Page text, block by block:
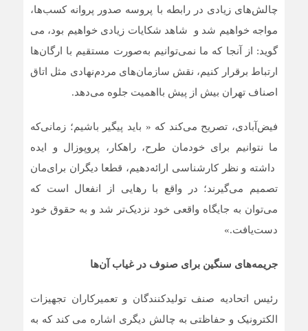
چالش‌های زیادی در رابطه با پروسه صدور پروانه کسب‌ها،
مواجه خواهیم شد و شاهد شکایات زیادی خواهیم بود، می
گوید: از آنجا که ما نمی‌توانیم به‌صورت مستقیم با ارگان‌ها
ارتباط برقرار کنیم، نقش سازمان‌های مردم‌نهادی مثل اتاق
اصناف تهران بیش از پیش بااهمیت جلوه می‌دهد.
فیض‌آبادی، تصریح می‌کند که « باید پیگیر باشیم؛ زمانی‌که
ما نتوانیم برای خودمان طرح، راهکار، پروپوزال و ایده
داشته و نظر کارشناسی ارائه‌دهیم، قطعا دیگران برای‌مان
تصمیم می‌گیرند؛ در واقع با رهایی از انفعال است که
می‌توان به جایگاه واقعی خود نزدیک‌تر شد و به حقوق خود
دست‌یافت.»
جریمه‌های سنگین برای صنوف در غیاب آن‌ها
رئیس اتحادیه صنف تولیدکنندگان و تعمیرکاران تجهیزات
الکترونیک و حفاظتی به چالش دیگری اشاره می کند که به